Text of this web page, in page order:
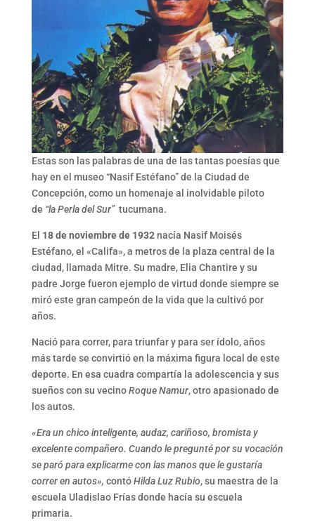
Estas son las palabras de una de las tantas poesías que
hay en el museo “Nasif Estéfano” de la Ciudad de
Concepción, como un homenaje al inolvidable piloto
de “la Perla del Sur” tucumana.
El 18 de noviembre de 1932nacía Nasif Moisés
Estéfano, el «Califa», a metros de la plaza central de la
ciudad, llamada Mitre. Su madre, Elia Chantire y su
padre Jorge fueron ejemplo de virtud donde siempre se
miró este gran campeón de la vida que la cultivó por
años.
Nació para correr, para triunfar y para ser ídolo, años
más tarde se convirtió en la máxima figura local de este
deporte. En esa cuadra compartía la adolescencia y sus
sueños con su vecinoRoque Namur, otro apasionado de
los autos.
«Era un chico inteligente, audaz, cariñoso, bromista y
excelente compañero. Cuando le pregunté por su vocación
se paró para explicarme con las manos que le gustaría
correr en autos», contóHilda Luz Rubio, su maestra de la
escuela Uladislao Frías donde hacía su escuela
primaria.